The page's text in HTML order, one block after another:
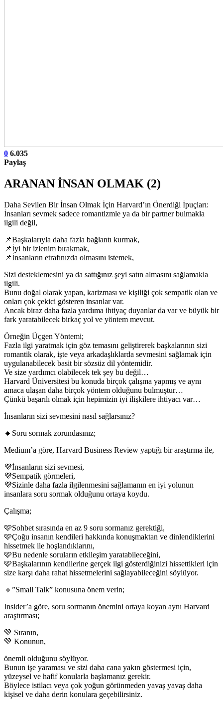
0 6.035
Paylaş
ARANAN İNSAN OLMAK (2)
Daha Sevilen Bir İnsan Olmak İçin Harvard’ın Önerdiği İpuçları:
İnsanları sevmek sadece romantizmle ya da bir partner bulmakla
ilgili değil,
📌Başkalarıyla daha fazla bağlantı kurmak,
📌İyi bir izlenim bırakmak,
📌İnsanların etrafınızda olmasını istemek,
Sizi desteklemesini ya da sattığınız şeyi satın almasını sağlamakla
ilgili.
Bunu doğal olarak yapan, karizması ve kişiliği çok sempatik olan ve
onları çok çekici gösteren insanlar var.
Ancak biraz daha fazla yardıma ihtiyaç duyanlar da var ve büyük bir
fark yaratabilecek birkaç yol ve yöntem mevcut.
Örneğin Üçgen Yöntemi;
Fazla ilgi yaratmak için göz temasını geliştirerek başkalarının sizi
romantik olarak, işte veya arkadaşlıklarda sevmesini sağlamak için
uygulanabilecek basit bir sözsüz dil yöntemidir.
Ve size yardımcı olabilecek tek şey bu değil…
Harvard Üniversitesi bu konuda birçok çalışma yapmış ve aynı
amaca ulaşan daha birçok yöntem olduğunu bulmuştur…
Çünkü başarılı olmak için hepimizin iyi ilişkilere ihtiyacı var…
İnsanların sizi sevmesini nasıl sağlarsınız?
🔸Soru sormak zorundasınız;
Medium’a göre, Harvard Business Review yaptığı bir araştırma ile,
💜İnsanların sizi sevmesi,
💜Sempatik görmeleri,
💜Sizinle daha fazla ilgilenmesini sağlamanın en iyi yolunun
insanlara soru sormak olduğunu ortaya koydu.
Çalışma;
🩷Sohbet sırasında en az 9 soru sormanız gerektiği,
🩷Çoğu insanın kendileri hakkında konuşmaktan ve dinlendiklerini
hissetmek ile hoşlandıklarını,
🩷Bu nedenle soruların etkileşim yaratabileceğini,
🩷Başkalarının kendilerine gerçek ilgi gösterdiğinizi hissettikleri için
size karşı daha rahat hissetmelerini sağlayabileceğini söylüyor.
🔸”Small Talk” konusuna önem verin;
Insider’a göre, soru sormanın önemini ortaya koyan aynı Harvard
araştırması;
💚 Sıranın,
💚 Konunun,
önemli olduğunu söylüyor.
Bunun işe yaraması ve sizi daha cana yakın göstermesi için,
yüzeysel ve hafif konularla başlamanız gerekir.
Böylece istilacı veya çok yoğun görünmeden yavaş yavaş daha
kişisel ve daha derin konulara geçebilirsiniz.